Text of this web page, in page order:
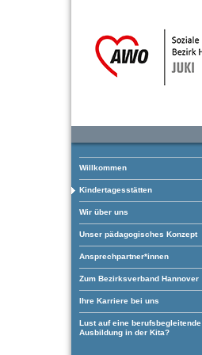
Willkommen
Kindertagesstätten
Wir über uns
Unser pädagogisches Konzept
Ansprechpartner*innen
Zum Bezirksverband Hannover
Ihre Karriere bei uns
Lust auf eine berufsbegleitende
Ausbildung in der Kita?